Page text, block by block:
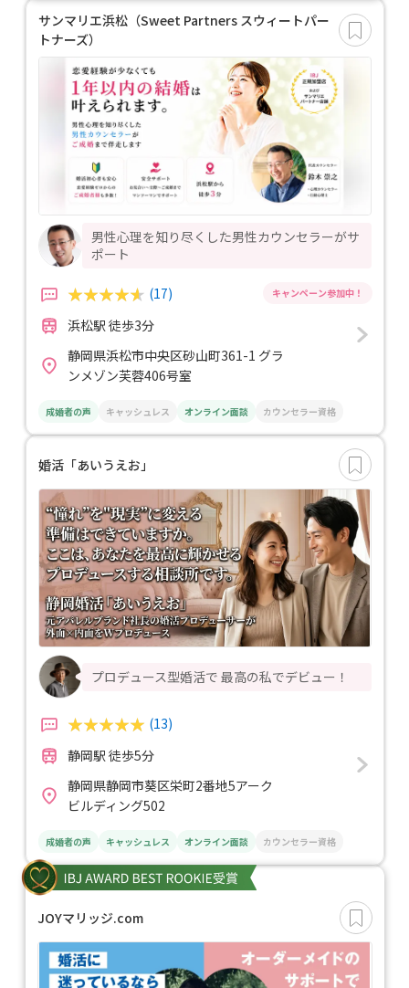
サンマリエ浜松（Sweet Partners スウィートパー
トナーズ）
男性心理を知り尽くした男性カウンセラーがサ
ポート
(17)
浜松駅 徒歩3分
静岡県浜松市中央区砂山町361-1 グラ
ンメゾン芙蓉406号室
成婚者の声 キャッシュレス オンライン面談 カウンセラー資格
婚活「あいうえお」
プロデュース型婚活で 最高の私でデビュー！
(13)
静岡駅 徒歩5分
静岡県静岡市葵区栄町2番地5アーク
ビルディング502
成婚者の声 キャッシュレス オンライン面談 カウンセラー資格
JOYマリッジ.com